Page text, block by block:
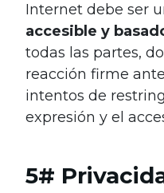
Internet debe ser
accesible y
todas las partes,
reacción firme
intentos de
expresión y el
5#